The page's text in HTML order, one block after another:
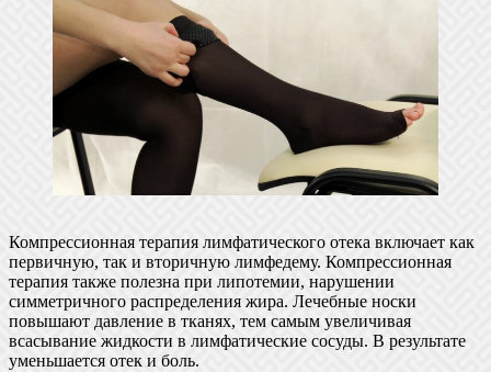
Компрессионная терапия лимфатического отека включает как
первичную, так и вторичную лимфедему. Компрессионная
терапия также полезна при липотемии, нарушении
симметричного распределения жира. Лечебные носки
повышают давление в тканях, тем самым увеличивая
всасывание жидкости в лимфатические сосуды. В результате
уменьшается отек и боль.